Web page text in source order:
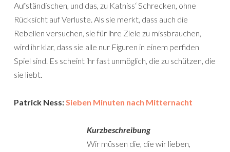
Aufständischen, und das, zu Katniss‘ Schrecken, ohne
Rücksicht auf Verluste. Als sie merkt, dass auch die
Rebellen versuchen, sie für ihre Ziele zu missbrauchen,
wird ihr klar, dass sie alle nur Figuren in einem perfiden
Spiel sind. Es scheint ihr fast unmöglich, die zu schützen, die
sie liebt.
Patrick Ness:Sieben Minuten nach Mitternacht
Kurzbeschreibung
Wir müssen die, die wir lieben,